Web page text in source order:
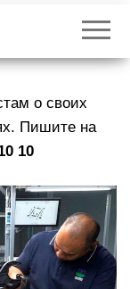
к
р
в
г
а
о своих
Пишите на
10